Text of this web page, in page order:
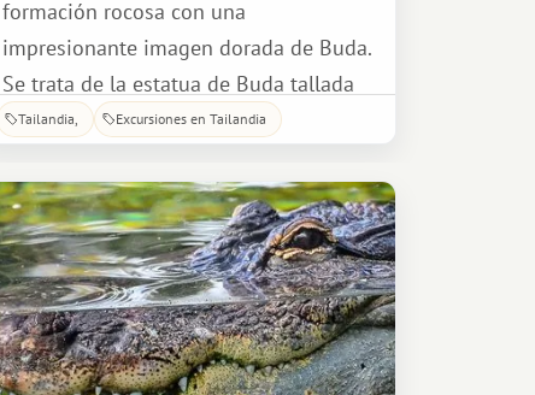
formación rocosa con una
impresionante imagen dorada de Buda.
Se trata de la estatua de Buda tallada
más grande del mundo, con 109
El diseño en la roca se cortó con láser
en dos días. El proceso de plasmar la
imagen en láminas de oro duró varios
años.
Tailandia Excursiones en Tailandia